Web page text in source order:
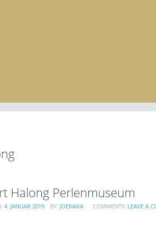
Halong Perlenmuseum
4. JANUAR 2019 BY: JOENAKA COMMENTS: LEAVE A